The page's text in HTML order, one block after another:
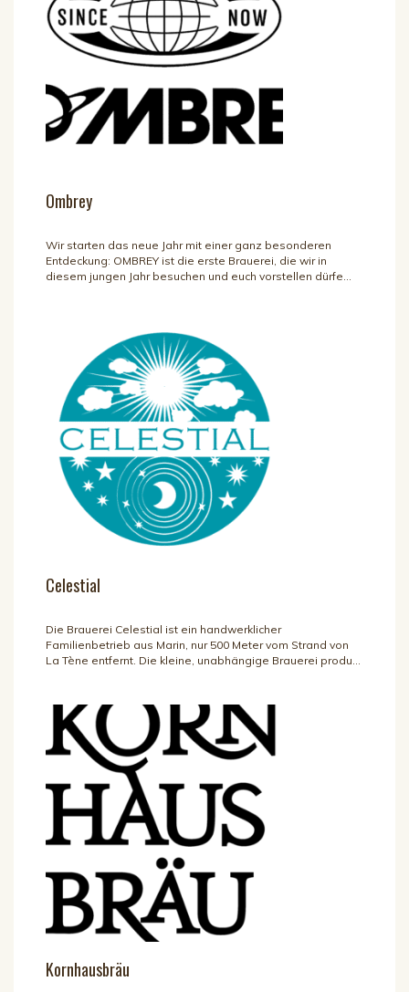
Ombrey
Wir starten das neue Jahr mit einer ganz besonderen
Entdeckung: OMBREY ist die erste Brauerei, die wir in
diesem jungen Jahr besuchen und euch vorstellen dürfe...
Celestial
Die Brauerei Celestial ist ein handwerklicher
Familienbetrieb aus Marin, nur 500 Meter vom Strand von
La Tène entfernt. Die kleine, unabhängige Brauerei produ...
Kornhausbräu